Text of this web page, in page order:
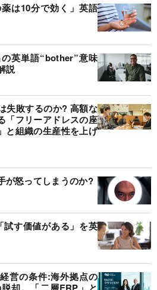
は10分で効く」英語
英単語“bother”意味
説
失敗するのか? 高額な
「フリーアドレスの座
と組織の生産性を上げ
が怒ってしまうのか?
試す価値がある」を英
営の条件:海外拠点の